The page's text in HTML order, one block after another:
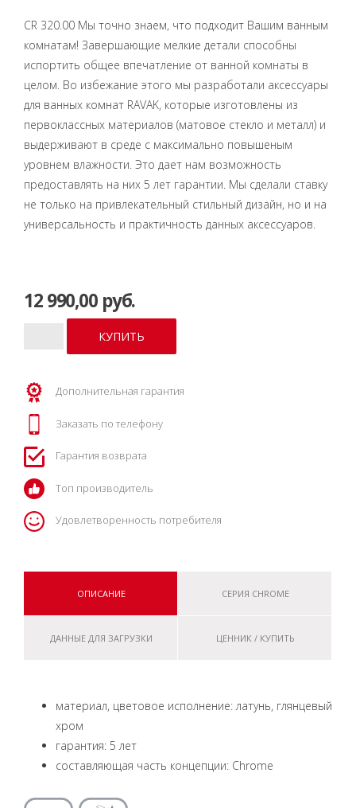
CR 320.00 Мы точно знаем, что подходит Вашим ванным
комнатам! Завершающие мелкие детали способны
испортить общее впечатление от ванной комнаты в
целом. Во избежание этого мы разработали аксессуары
для ванных комнат RAVAK, которые изготовлены из
первоклассных материалов (матовое стекло и металл) и
выдерживают в среде с максимально повышеным
уровнем влажности. Это дает нам возможность
предоставлять на них 5 лет гарантии. Мы сделали ставку
не только на привлекательный стильный дизайн, но и на
универсальность и практичность данных аксессуаров.
12 990,00 руб.
Дополнительная гарантия
Заказать по телефону
Гарантия возврата
Топ производитель
Удовлетворенность потребителя
ОПИСАНИЕ СЕРИЯ CHROME
ДАННЫЕ ДЛЯ ЗАГРУЗКИ ЦЕННИК / КУПИТЬ
материал, цветовое исполнение: латунь, глянцевый
хром
гарантия: 5 лет
составляющая часть концепции: Chrome